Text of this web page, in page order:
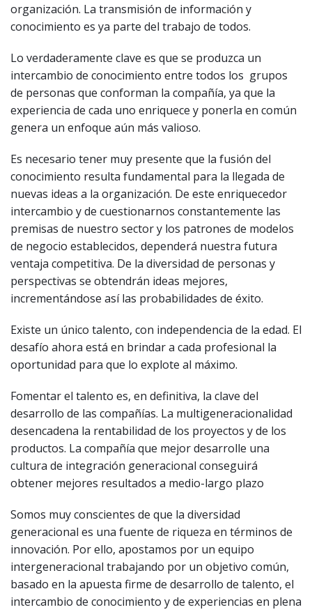
organización. La transmisión de información y
conocimiento es ya parte del trabajo de todos.
Lo verdaderamente clave es que se produzca un
intercambio de conocimiento entre todos los grupos
de personas que conforman la compañía, ya que la
experiencia de cada uno enriquece y ponerla en común
genera un enfoque aún más valioso.
Es necesario tener muy presente que la fusión del
conocimiento resulta fundamental para la llegada de
nuevas ideas a la organización. De este enriquecedor
intercambio y de cuestionarnos constantemente las
premisas de nuestro sector y los patrones de modelos
de negocio establecidos, dependerá nuestra futura
ventaja competitiva. De la diversidad de personas y
perspectivas se obtendrán ideas mejores,
incrementándose así las probabilidades de éxito.
Existe un único talento, con independencia de la edad. El
desafío ahora está en brindar a cada profesional la
oportunidad para que lo explote al máximo.
Fomentar el talento es, en definitiva, la clave del
desarrollo de las compañías. La multigeneracionalidad
desencadena la rentabilidad de los proyectos y de los
productos. La compañía que mejor desarrolle una
cultura de integración generacional conseguirá
obtener mejores resultados a medio-largo plazo
Somos muy conscientes de que la diversidad
generacional es una fuente de riqueza en términos de
innovación. Por ello, apostamos por un equipo
intergeneracional trabajando por un objetivo común,
basado en la apuesta firme de desarrollo de talento, el
intercambio de conocimiento y de experiencias en plena